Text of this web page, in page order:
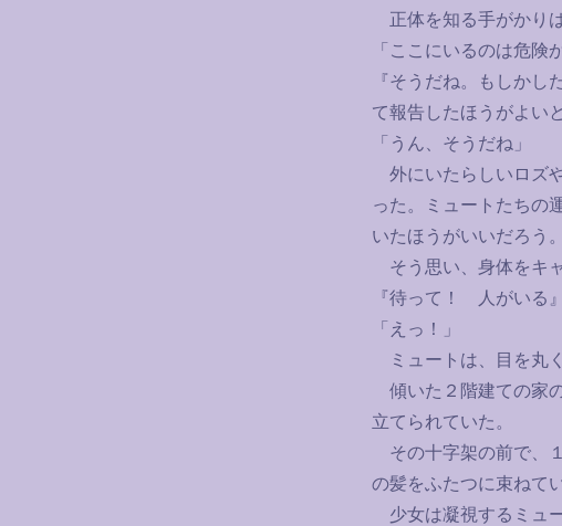
正体を知る手がかり
「ここにいるのは危
『そうだね。もしか
て報告したほうがよい
「うん、そうだね」
外にいたらしいロズ
った。ミュートたちの
いたほうがいいだろう。
そう思い、身体をキ
『待って！ 人がいる』
「えっ！」
ミュートは、目を丸
傾いた２階建ての家
立てられていた。
その十字架の前で、
の髪をふたつに束ねてい
少女は凝視するミュ